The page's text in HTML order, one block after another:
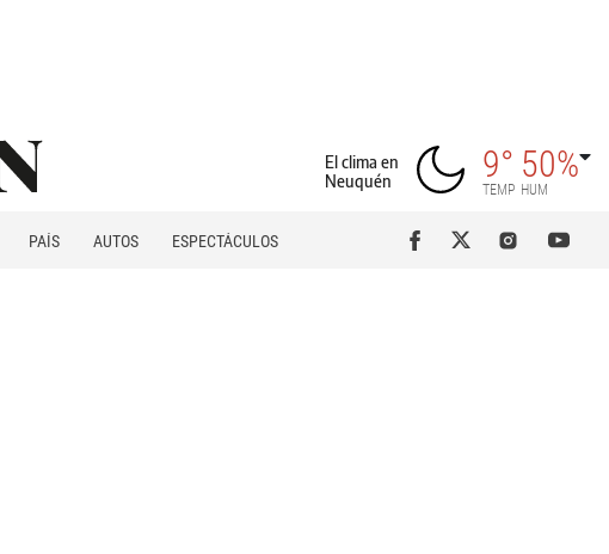
El clima en
Neuquén
9°
TEMP
50%
HUM
PAÍS AUTOS
ESPECTÁCULOS